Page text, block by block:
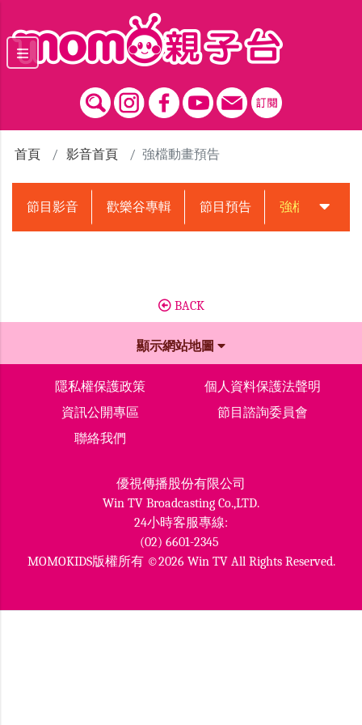
首頁 影音首頁 強檔動畫預告
節目影音 歡樂谷專輯 節目預告 強檔動畫預告
BACK
顯示網站地圖
隱私權保護政策
個人資料保護法聲明
資訊公開專區
節目諮詢委員會
聯絡我們
優視傳播股份有限公司
Win TV Broadcasting Co.,LTD.
24小時客服專線:
(02) 6601-2345
MOMOKIDS版權所有 ©2026 Win TV All Rights Reserved.